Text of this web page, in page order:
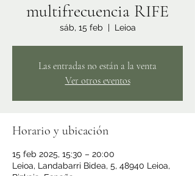
multifrecuencia RIFE
sáb, 15 feb
  |
Leioa
Las entradas no están a la venta
Ver otros eventos
Horario y ubicación
15 feb 2025, 15:30 – 20:00
Leioa, Landabarri Bidea, 5, 48940 Leioa,